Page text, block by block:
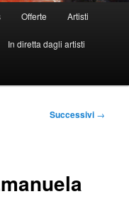
Offerte Artisti
In diretta dagli artisti
Successivi →